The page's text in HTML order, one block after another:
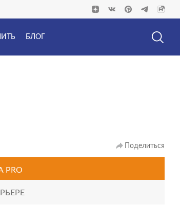
БЛОГ
Поделиться
PRO